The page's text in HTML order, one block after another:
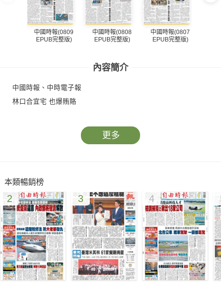
中國時報(0809
EPUB完整版)
中國時報(0808
EPUB完整版)
中國時報(0807
EPUB完整版)
內容簡介
中國時報、中時電子報
林口合宜宅 也爆賄賂
更多
本類暢銷榜
2 3 4